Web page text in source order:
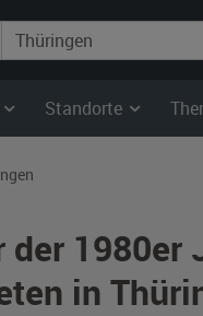
Standorte
der 1980er
in